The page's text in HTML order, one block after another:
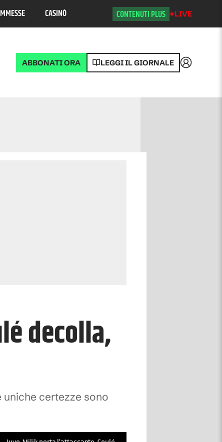
CASINÒ CONTENUTI PLUS LIVE
ABBONATI ORA LEGGI IL GIORNALE Accedi
decolla,
certezze sono